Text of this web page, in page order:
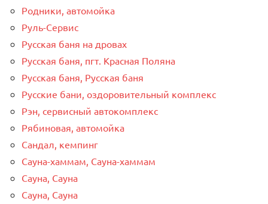
Родники, автомойка
Руль-Сервис
Русская баня на дровах
Русская баня, пгт. Красная Поляна
Русская баня, Русская баня
Русские бани, оздоровительный комплекс
Рэн, сервисный автокомплекс
Рябиновая, автомойка
Сандал, кемпинг
Сауна-хаммам, Сауна-хаммам
Сауна, Сауна
Сауна, Сауна